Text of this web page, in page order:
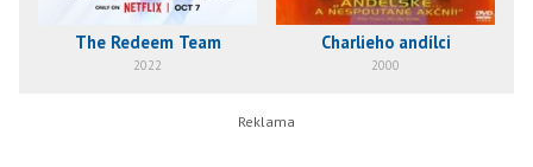
The Redeem Team
2022
Charlieho andílci
2000